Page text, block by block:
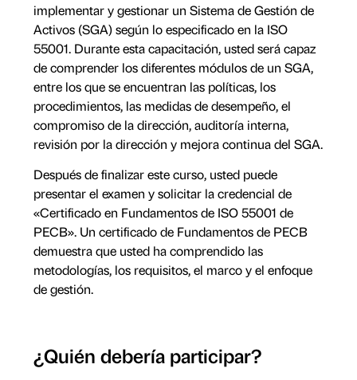
implementar y gestionar un Sistema de Gestión de
Activos (SGA) según lo especificado en la ISO
55001. Durante esta capacitación, usted será capaz
de comprender los diferentes módulos de un SGA,
entre los que se encuentran las políticas, los
procedimientos, las medidas de desempeño, el
compromiso de la dirección, auditoría interna,
revisión por la dirección y mejora continua del SGA.
Después de finalizar este curso, usted puede
presentar el examen y solicitar la credencial de
«Certificado en Fundamentos de ISO 55001 de
PECB». Un certificado de Fundamentos de PECB
demuestra que usted ha comprendido las
metodologías, los requisitos, el marco y el enfoque
de gestión.
¿Quién debería participar?